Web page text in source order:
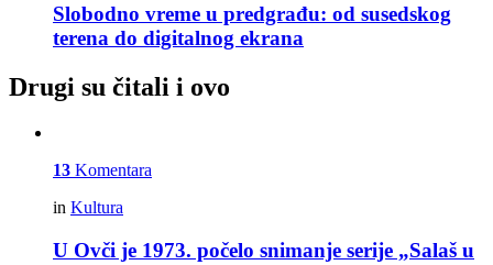
Slobodno vreme u predgrađu: od susedskog
terena do digitalnog ekrana
Drugi su čitali i ovo
13 Komentara
in Kultura
U Ovči je 1973. počelo snimanje serije „Salaš u